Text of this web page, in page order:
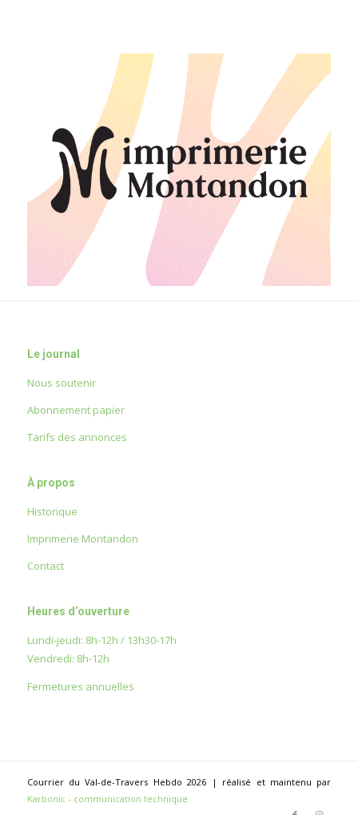
Le journal
Nous soutenir
Abonnement papier
Tarifs des annonces
À propos
Historique
Imprimerie Montandon
Contact
Heures d’ouverture
Lundi-jeudi: 8h-12h / 13h30-17h
Vendredi: 8h-12h
Fermetures annuelles
Courrier du Val-de-Travers Hebdo 2026 | réalisé et maintenu par
Karbonic - communication technique